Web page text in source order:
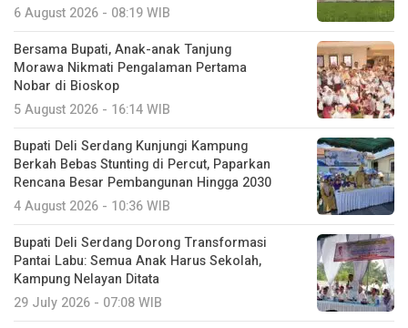
6 August 2026 - 08:19 WIB
Bersama Bupati, Anak-anak Tanjung
Morawa Nikmati Pengalaman Pertama
Nobar di Bioskop
5 August 2026 - 16:14 WIB
Bupati Deli Serdang Kunjungi Kampung
Berkah Bebas Stunting di Percut, Paparkan
Rencana Besar Pembangunan Hingga 2030
4 August 2026 - 10:36 WIB
Bupati Deli Serdang Dorong Transformasi
Pantai Labu: Semua Anak Harus Sekolah,
Kampung Nelayan Ditata
29 July 2026 - 07:08 WIB